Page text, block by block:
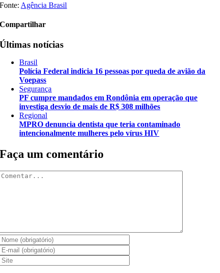
Fonte: Agência Brasil
Compartilhar
Últimas notícias
Brasil
Polícia Federal indicia 16 pessoas por queda de avião da
Voepass
Segurança
PF cumpre mandados em Rondônia em operação que
investiga desvio de mais de R$ 308 milhões
Regional
MPRO denuncia dentista que teria contaminado
intencionalmente mulheres pelo vírus HIV
Faça um comentário